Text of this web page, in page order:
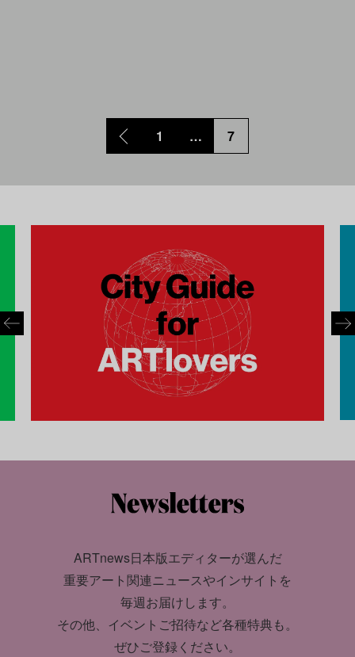
1 … 7
ARTnews日本版エディターが選んだ
重要アート関連ニュースやインサイトを
毎週お届けします。
その他、イベントご招待など各種特典も。
ぜひご登録ください。